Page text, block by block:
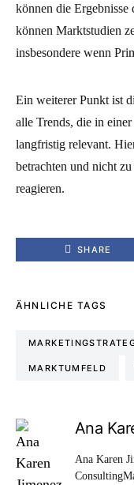
können die
können Marktstudien
insbesondere wenn
Ein weiterer Punkt ist
alle Trends, die in
langfristig relevant.
betrachten und nicht
reagieren.
SHARE
ÄHNLICHE TAGS
MARKTUMFELD
Ana
Ana Karen